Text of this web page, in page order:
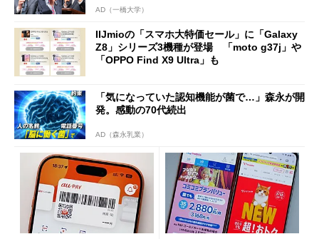
AD（一橋大学）
IIJmioの「スマホ大特価セール」に「Galaxy
Z8」シリーズ3機種が登場 「moto g37j」や
「OPPO Find X9 Ultra」も
「気になっていた認知機能が菌で…」森永が開
発。感動の70代続出
AD（森永乳業）